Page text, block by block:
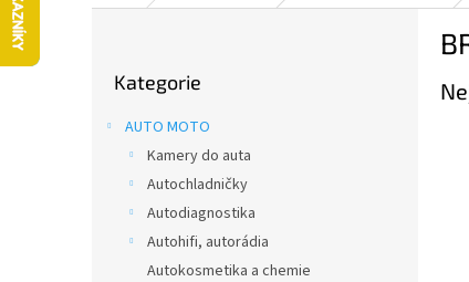
kategorie
Kategorie
AUTO MOTO
Kamery do auta
Autochladničky
Autodiagnostika
Autohifi, autorádia
Autokosmetika a chemie